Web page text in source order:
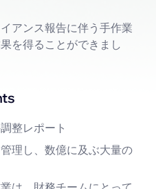
アンス報告に伴う手作業
を得ることができまし
整レポート
理し、数億に及ぶ大量の